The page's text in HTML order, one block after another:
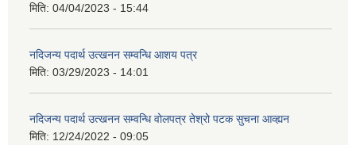
मिति: 04/04/2023 - 15:44
नदिजन्य पदार्थ उत्खनन सम्वन्धि आशय पत्र
मिति: 03/29/2023 - 14:01
नदिजन्य पदार्थ उत्खनन सम्वन्धि वोलपत्र तेश्रो पटक सुचना आव्ह्यन
मिति: 12/24/2022 - 09:05